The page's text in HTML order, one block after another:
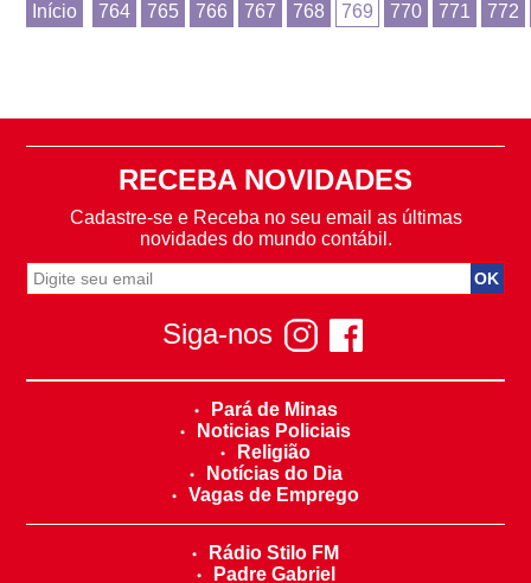
Início 764 765 766 767 768 769 770 771 772
RECEBA NOVIDADES
Cadastre-se e Receba no seu email as últimas
novidades do mundo contábil.
Siga-nos
Pará de Minas
Noticias Policiais
Religião
Notícias do Dia
Vagas de Emprego
Rádio Stilo FM
Padre Gabriel